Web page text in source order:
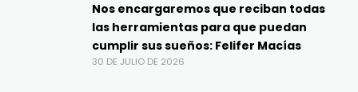
Nos encargaremos que reciban todas
las herramientas para que puedan
cumplir sus sueños: Felifer Macías
30 DE JULIO DE 2026